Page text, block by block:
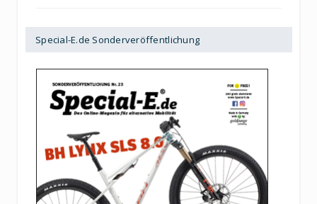
Special-E.de Sonderveröffentlichung